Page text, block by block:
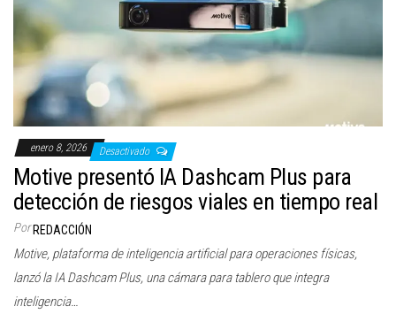
enero 8, 2026 Desactivado
Motive presentó IA Dashcam Plus para
detección de riesgos viales en tiempo real
Por REDACCIÓN
Motive, plataforma de inteligencia artificial para operaciones físicas,
lanzó la IA Dashcam Plus, una cámara para tablero que integra
inteligencia…